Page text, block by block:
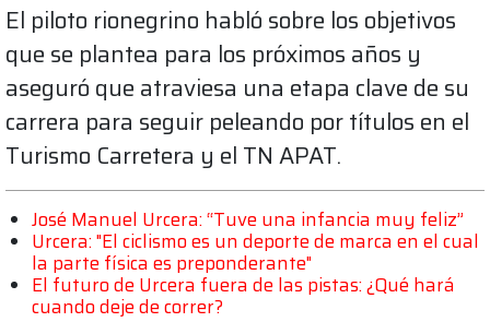
El piloto rionegrino habló sobre los objetivos
que se plantea para los próximos años y
aseguró que atraviesa una etapa clave de su
carrera para seguir peleando por títulos en el
Turismo Carretera y el TN APAT.
José Manuel Urcera: “Tuve una infancia muy feliz”
Urcera: "El ciclismo es un deporte de marca en el cual
la parte física es preponderante"
El futuro de Urcera fuera de las pistas: ¿Qué hará
cuando deje de correr?